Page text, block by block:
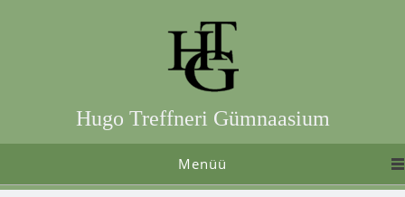
Hugo Treffneri Gümnaasium
Menüü